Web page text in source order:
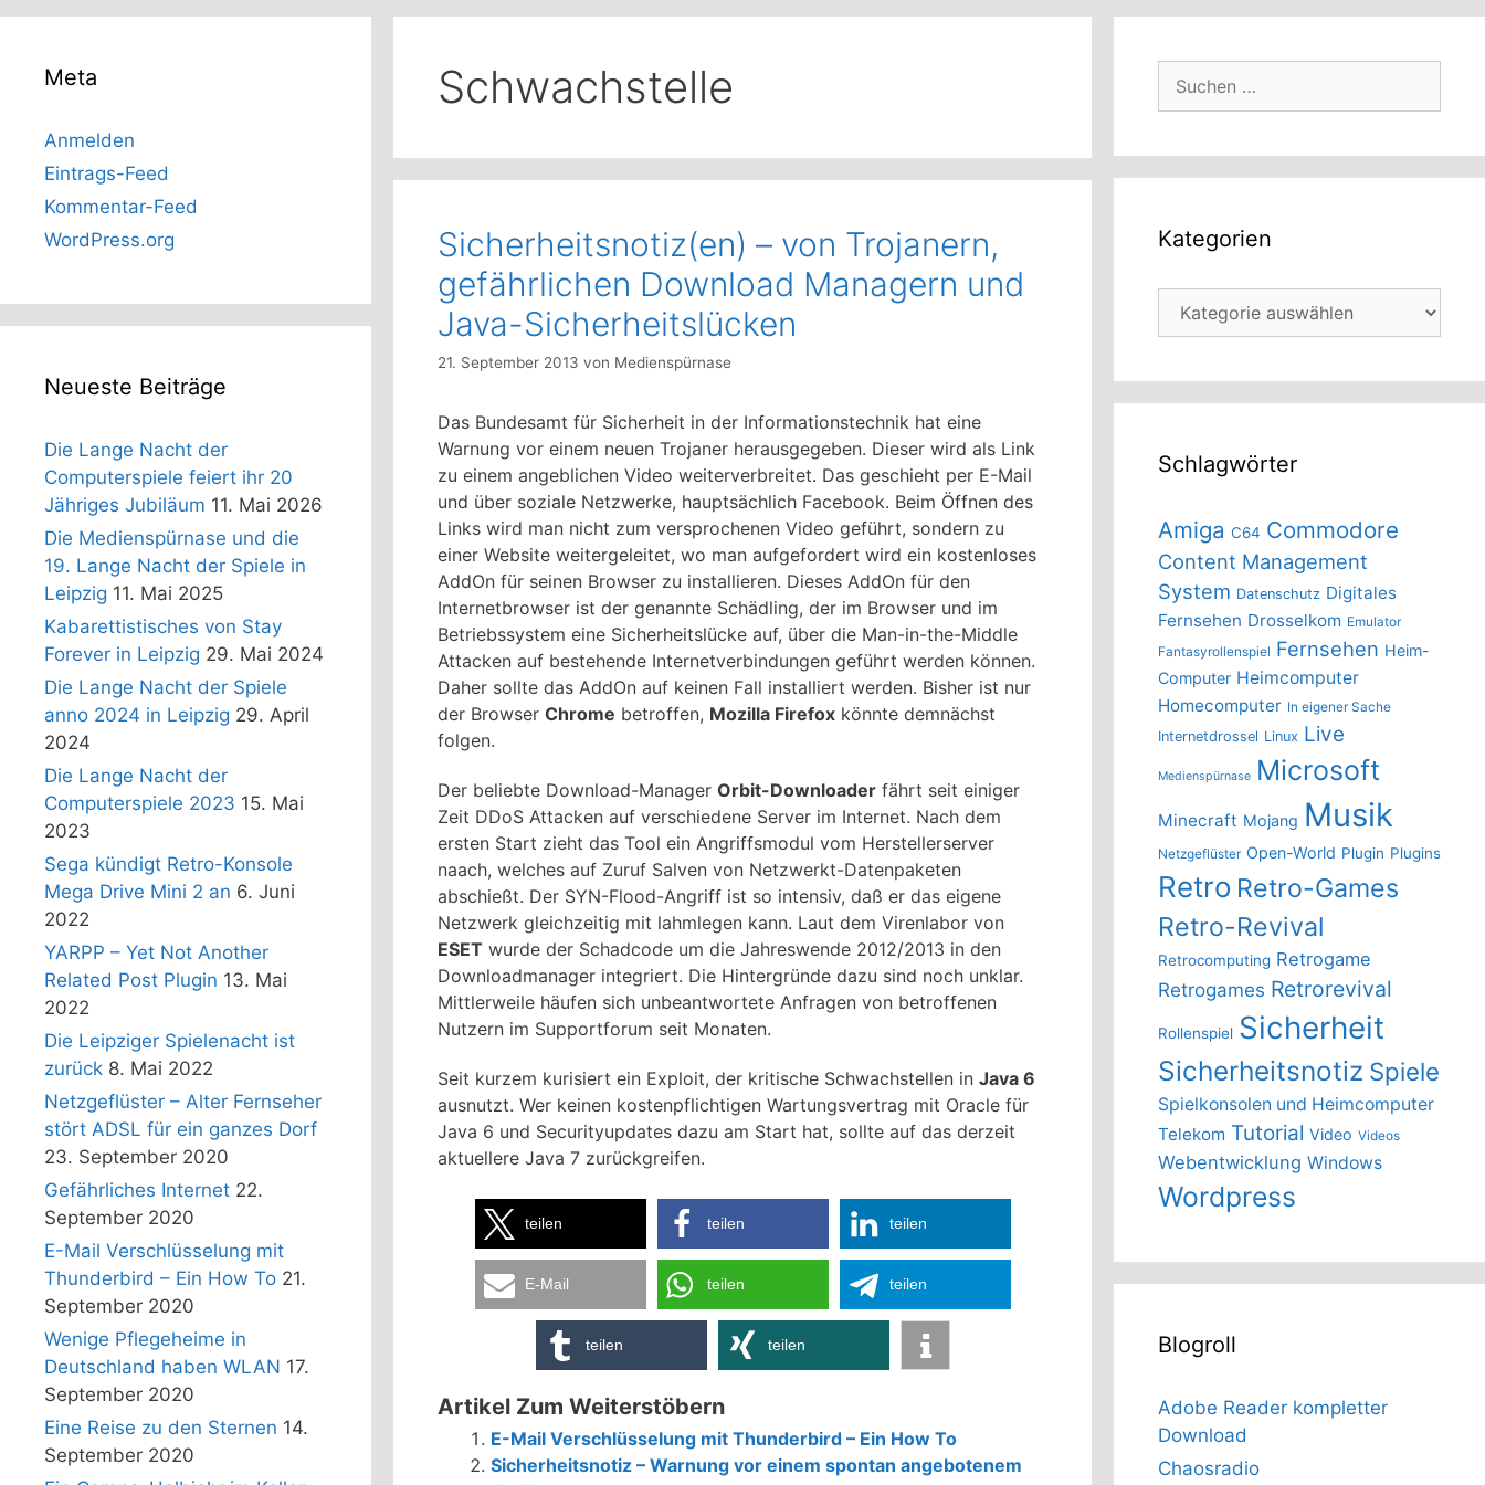
Schwachstelle
Sicherheitsnotiz(en) – von Trojanern,
gefährlichen Download Managern und
Java-Sicherheitslücken
21. September 2013 von Medienspürnase
Das Bundesamt für Sicherheit in der Informationstechnik hat eine
Warnung vor einem neuen Trojaner herausgegeben. Dieser wird als Link
zu einem angeblichen Video weiterverbreitet. Das geschieht per E-Mail
und über soziale Netzwerke, hauptsächlich Facebook. Beim Öffnen des
Links wird man nicht zum versprochenen Video geführt, sondern zu
einer Website weitergeleitet, wo man aufgefordert wird ein kostenloses
AddOn für seinen Browser zu installieren. Dieses AddOn für den
Internetbrowser ist der genannte Schädling, der im Browser und im
Betriebssystem eine Sicherheitslücke auf, über die Man-in-the-Middle
Attacken auf bestehende Internetverbindungen geführt werden können.
Daher sollte das AddOn auf keinen Fall installiert werden. Bisher ist nur
der Browser Chrome betroffen, Mozilla Firefox könnte demnächst
folgen.
Der beliebte Download-Manager Orbit-Downloader fährt seit einiger
Zeit DDoS Attacken auf verschiedene Server im Internet. Nach dem
ersten Start zieht das Tool ein Angriffsmodul vom Herstellerserver
naach, welches auf Zuruf Salven von Netzwerkt-Datenpaketen
abschießt. Der SYN-Flood-Angriff ist so intensiv, daß er das eigene
Netzwerk gleichzeitig mit lahmlegen kann. Laut dem Virenlabor von
ESET wurde der Schadcode um die Jahreswende 2012/2013 in den
Downloadmanager integriert. Die Hintergründe dazu sind noch unklar.
Mittlerweile häufen sich unbeantwortete Anfragen von betroffenen
Nutzern im Supportforum seit Monaten.
Seit kurzem kurisiert ein Exploit, der kritische Schwachstellen in Java 6
ausnutzt. Wer keinen kostenpflichtigen Wartungsvertrag mit Oracle für
Java 6 und Securityupdates dazu am Start hat, sollte auf das derzeit
aktuellere Java 7 zurückgreifen.
teilen teilen teilen
E-Mail teilen teilen
teilen teilen
Artikel Zum Weiterstöbern
E-Mail Verschlüsselung mit Thunderbird – Ein How To
Sicherheitsnotiz – Warnung vor einem spontan angebotenem
Meta
Anmelden
Eintrags-Feed
Kommentar-Feed
WordPress.org
Neueste Beiträge
Die Lange Nacht der
Computerspiele feiert ihr 20
Jähriges Jubiläum 11. Mai 2026
Die Medienspürnase und die
19. Lange Nacht der Spiele in
Leipzig 11. Mai 2025
Kabarettistisches von Stay
Forever in Leipzig 29. Mai 2024
Die Lange Nacht der Spiele
anno 2024 in Leipzig 29. April
2024
Die Lange Nacht der
Computerspiele 2023 15. Mai
2023
Sega kündigt Retro-Konsole
Mega Drive Mini 2 an 6. Juni
2022
YARPP – Yet Not Another
Related Post Plugin 13. Mai
2022
Die Leipziger Spielenacht ist
zurück 8. Mai 2022
Netzgeflüster – Alter Fernseher
stört ADSL für ein ganzes Dorf
23. September 2020
Gefährliches Internet 22.
September 2020
E-Mail Verschlüsselung mit
Thunderbird – Ein How To 21.
September 2020
Wenige Pflegeheime in
Deutschland haben WLAN 17.
September 2020
Eine Reise zu den Sternen 14.
September 2020
Kategorien
Kategorien
Schlagwörter
Amiga C64 Commodore
Content Management
System Datenschutz Digitales
Fernsehen Drosselkom Emulator
Fantasyrollenspiel Fernsehen Heim-
Computer Heimcomputer
Homecomputer In eigener Sache
Internetdrossel Linux Live
Medienspürnase Microsoft
Minecraft Mojang Musik
Netzgeflüster Open-World Plugin Plugins
Retro Retro-Games
Retro-Revival
Retrocomputing Retrogame
Retrogames Retrorevival
Rollenspiel Sicherheit
Sicherheitsnotiz Spiele
Spielkonsolen und Heimcomputer
Telekom Tutorial Video Videos
Webentwicklung Windows
Wordpress
Blogroll
Adobe Reader kompletter
Download
Chaosradio